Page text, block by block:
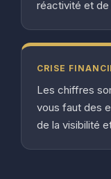
réactivité et de
CRISE
Les chiffres
vous faut des
de la visibilité